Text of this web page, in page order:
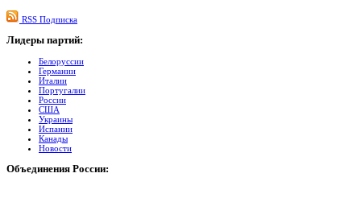
RSS Подписка
Лидеры партий:
Белоруссии
Германии
Италии
Португалии
России
США
Украины
Испании
Канады
Новости
Объединения России: